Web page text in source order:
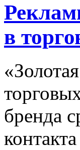
в
бренда